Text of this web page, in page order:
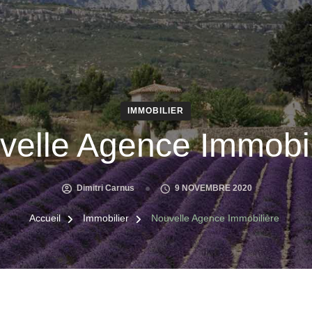
IMMOBILIER
Agence
Dimitri Carnus 9 NOVEMBRE 2020
Accueil Immobilier Nouvelle Agence Immobilière